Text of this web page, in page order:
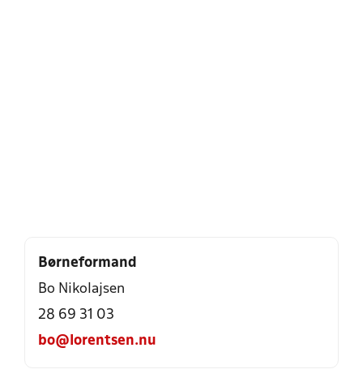
Børneformand
Bo Nikolajsen
28 69 31 03
bo@lorentsen.nu